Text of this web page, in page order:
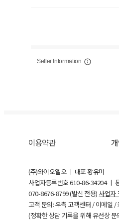
Seller Information
이용약관
(주)와이오엘오 ㅣ 대표 황유미
사업자등록번호610-86-34204ㅣ
070-8676-8799 (발신 전용) 사업자
고객 문의: 우측 고객센터 / 이메일
(정확한 상담 기록을 위해 유선상